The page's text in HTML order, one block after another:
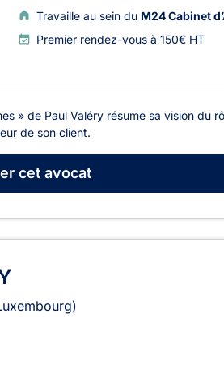
Travaille au sein du M24 Cabinet
Premier rendez-vous à 150€ HT
» de Paul Valéry résume sa vision du
de son client.
cet avocat